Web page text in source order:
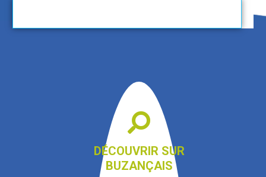
DÉCOUVRIR SUR
BUZANÇAIS